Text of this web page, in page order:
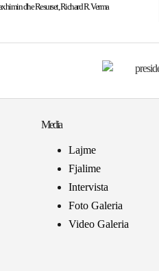
dhe Resurset, Richard R. Verma
Media
Lajme
Fjalime
Intervista
Foto Galeria
Video Galeria